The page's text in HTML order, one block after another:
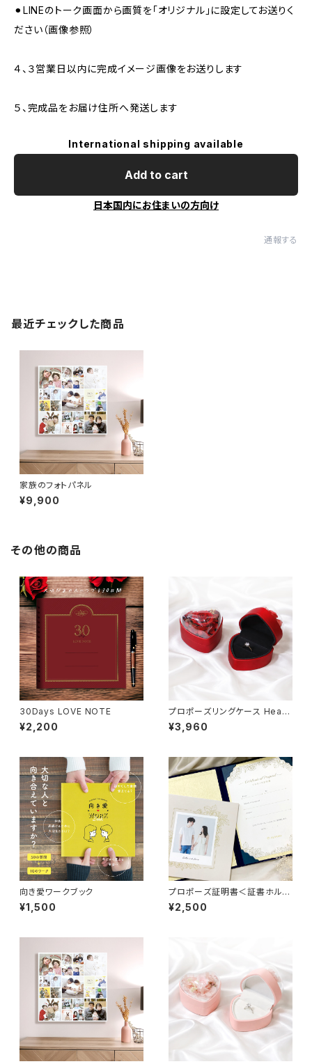
⚫︎LINEのトーク画面から画質を「オリジナル」に設定してお送りく
ださい（画像参照）
４、３営業日以内に完成イメージ画像をお送りします
５、完成品をお届け住所へ発送します
International shipping available
Add to cart
日本国内にお住まいの方向け
通報する
最近チェックした商品
家族のフォトパネル
¥9,900
その他の商品
30Days LOVE NOTE
¥2,200
プロポーズリングケース Heart
Rose レッド
¥3,960
向き愛ワークブック
¥1,500
プロポーズ証明書＜証書ホルダ
ータイプ＞
¥2,500